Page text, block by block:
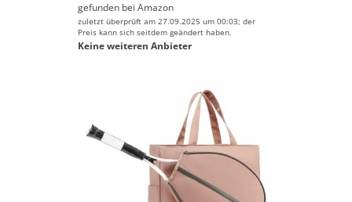
gefunden bei Amazon
zuletzt überprüft am 27.09.2025 um 00:03; der
Preis kann sich seitdem geändert haben.
Keine weiteren Anbieter